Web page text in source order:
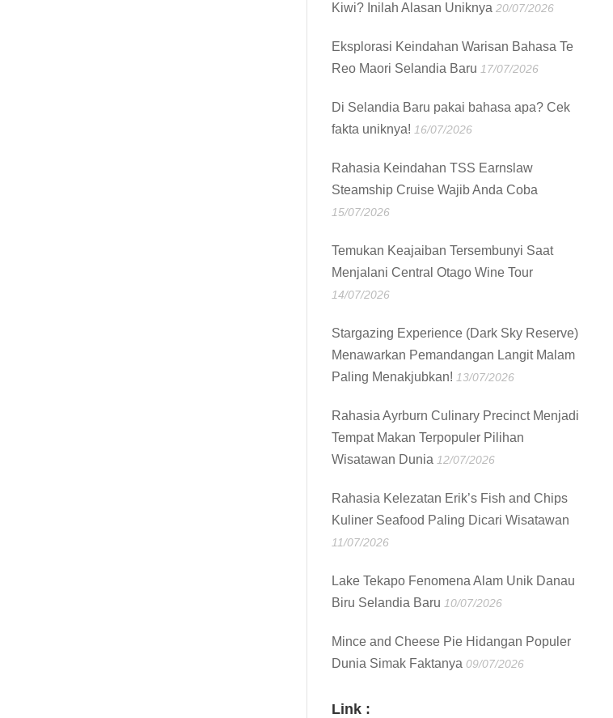
Kiwi? Inilah Alasan Uniknya 20/07/2026
Eksplorasi Keindahan Warisan Bahasa Te
Reo Maori Selandia Baru 17/07/2026
Di Selandia Baru pakai bahasa apa? Cek
fakta uniknya! 16/07/2026
Rahasia Keindahan TSS Earnslaw
Steamship Cruise Wajib Anda Coba
15/07/2026
Temukan Keajaiban Tersembunyi Saat
Menjalani Central Otago Wine Tour
14/07/2026
Stargazing Experience (Dark Sky Reserve)
Menawarkan Pemandangan Langit Malam
Paling Menakjubkan! 13/07/2026
Rahasia Ayrburn Culinary Precinct Menjadi
Tempat Makan Terpopuler Pilihan
Wisatawan Dunia 12/07/2026
Rahasia Kelezatan Erik’s Fish and Chips
Kuliner Seafood Paling Dicari Wisatawan
11/07/2026
Lake Tekapo Fenomena Alam Unik Danau
Biru Selandia Baru 10/07/2026
Mince and Cheese Pie Hidangan Populer
Dunia Simak Faktanya 09/07/2026
Link :